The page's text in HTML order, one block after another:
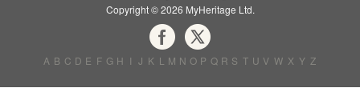
Copyright © 2026 MyHeritage Ltd.
A B C D E F G H I J K L M N O P Q R S T U V W X Y Z